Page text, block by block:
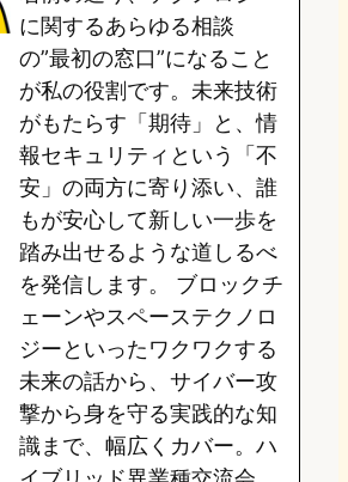
o
n
o
k
に関するあらゆる相談
の”最初の窓口”になること
が私の役割です。未来技術
がもたらす「期待」と、情
報セキュリティという「不
安」の両方に寄り添い、誰
もが安心して新しい一歩を
踏み出せるような道しるべ
を発信します。 ブロックチ
ェーンやスペーステクノロ
ジーといったワクワクする
未来の話から、サイバー攻
撃から身を守る実践的な知
識まで、幅広くカバー。ハ